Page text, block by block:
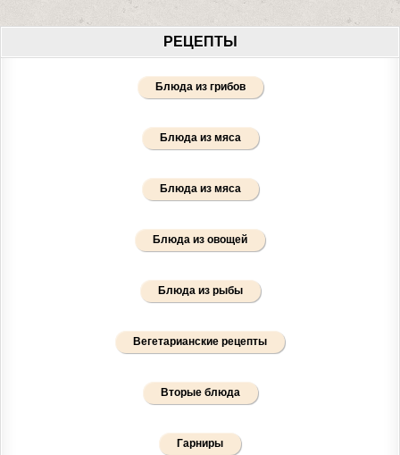
РЕЦЕПТЫ
Блюда из грибов
Блюда из мяса
Блюда из мяса
Блюда из овощей
Блюда из рыбы
Вегетарианские рецепты
Вторые блюда
Гарниры